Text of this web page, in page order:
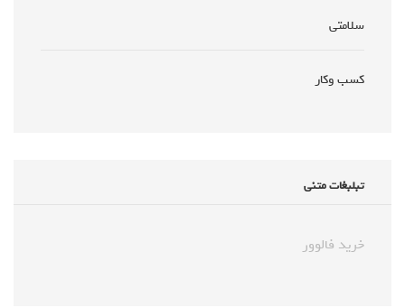
سلامتی
کسب وکار
تبلبغات متنی
خرید فالوور